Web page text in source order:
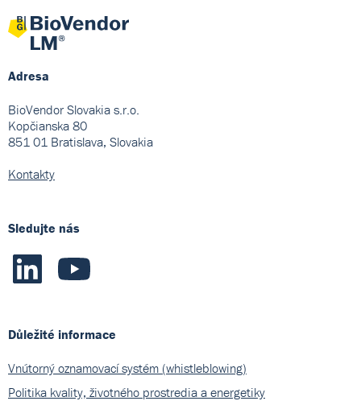
Adresa
BioVendor Slovakia s.r.o.
Kopčianska 80
851 01 Bratislava, Slovakia
Kontakty
Sledujte nás
Důležité informace
Vnútorný oznamovací systém (whistleblowing)
Politika kvality, životného prostredia a energetiky